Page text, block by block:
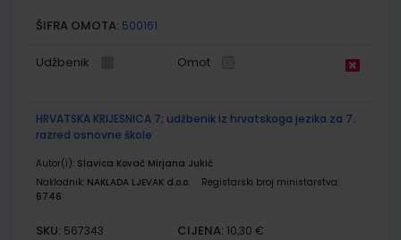
ŠIFRA OMOTA: 500161
Udžbenik Omot
HRVATSKA KRIJESNICA 7; udžbenik iz hrvatskoga jezika za 7.
razred osnovne škole
Autor(i): Slavica Kovač Mirjana Jukić
Nakladnik: NAKLADA LJEVAK d.o.o.
Registarski broj ministarstva:
6746
SKU: 567343 CIJENA: 10,30 €